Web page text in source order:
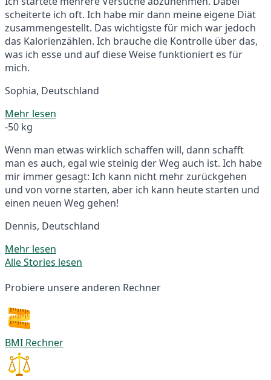
scheiterte ich oft. Ich habe mir dann meine eigene Diät
zusammengestellt. Das wichtigste für mich war jedoch
das Kalorienzählen. Ich brauche die Kontrolle über das,
was ich esse und auf diese Weise funktioniert es für
mich.
Sophia, Deutschland
Mehr lesen
-50 kg
Wenn man etwas wirklich schaffen will, dann schafft
man es auch, egal wie steinig der Weg auch ist. Ich habe
mir immer gesagt: Ich kann nicht mehr zurückgehen
und von vorne starten, aber ich kann heute starten und
einen neuen Weg gehen!
Dennis, Deutschland
Mehr lesen
Alle Stories lesen
Probiere unsere anderen Rechner
BMI Rechner